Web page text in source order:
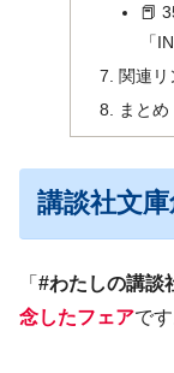
📕
「
関連リ
まとめ
講談社文
「 #わたしの講談
念したフェアです